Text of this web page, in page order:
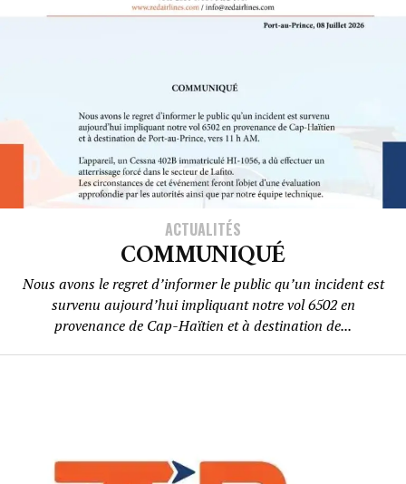
ACTUALITÉS
COMMUNIQUÉ
Nous avons le regret d’informer le public qu’un incident est
survenu aujourd’hui impliquant notre vol 6502 en
provenance de Cap-Haïtien et à destination de...